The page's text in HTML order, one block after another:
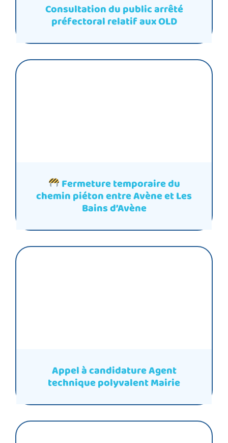
Consultation du public arrêté
préfectoral relatif aux OLD
Fermeture temporaire du
chemin piéton entre Avène et Les
Bains d’Avène
Appel à candidature Agent
technique polyvalent Mairie